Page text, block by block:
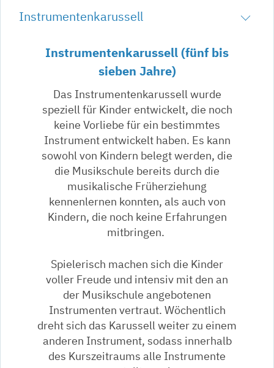
Instrumentenkarussell
Instrumentenkarussell (fünf bis
sieben Jahre)
Das Instrumentenkarussell wurde
speziell für Kinder entwickelt, die noch
keine Vorliebe für ein bestimmtes
Instrument entwickelt haben. Es kann
sowohl von Kindern belegt werden, die
die Musikschule bereits durch die
musikalische Früherziehung
kennenlernen konnten, als auch von
Kindern, die noch keine Erfahrungen
mitbringen.
Spielerisch machen sich die Kinder
voller Freude und intensiv mit den an
der Musikschule angebotenen
Instrumenten vertraut. Wöchentlich
dreht sich das Karussell weiter zu einem
anderen Instrument, sodass innerhalb
des Kurszeitraums alle Instrumente